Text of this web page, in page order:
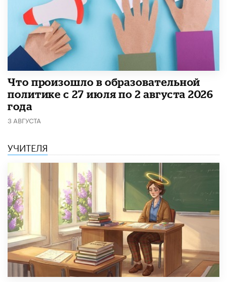
​Что произошло в образовательной
политике с 27 июля по 2 августа 2026
года
3 АВГУСТА
УЧИТЕЛЯ